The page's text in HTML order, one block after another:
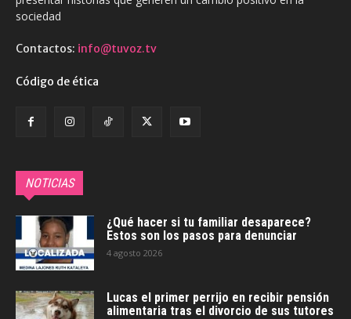
sociedad
Contactos: info@tuvoz.tv
Código de ética
NOTICIAS
¿Qué hacer si tu familiar desaparece?
Estos son los pasos para denunciar
4 agosto 2026
Lucas el primer perrijo en recibir pensión
alimentaria tras el divorcio de sus tutores